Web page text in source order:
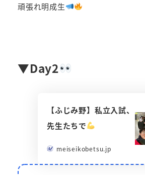
頑張れ明成生
▼Day2
【ふじみ野】私立入試、
先生たちで
meiseikobetsu.jp